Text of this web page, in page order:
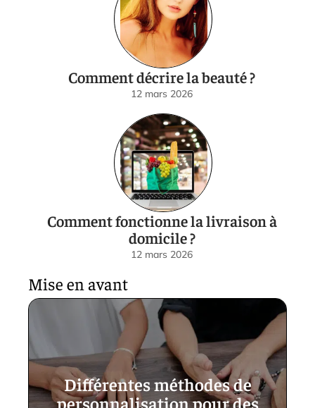
Comment décrire la beauté ?
12 mars 2026
Comment fonctionne la livraison à
domicile ?
12 mars 2026
Mise en avant
Différentes méthodes de
personnalisation pour des